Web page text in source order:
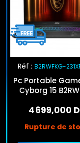
Réf : B2RWFKG-
Pc Portable
Cyborg 15
SSD RTX
4 699,000
Rupture de